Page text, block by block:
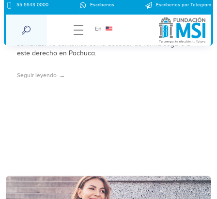
55 5543 0000 Escríbenos Escríbenos por Telegram
En
¿Es legal el aborto en Pachuca, Hidalgo?
¿Sabías que el aborto es legal en Hidalgo hasta las 12
semanas? Te contamos cómo acceder de forma segura a
este derecho en Pachuca.
Seguir leyendo